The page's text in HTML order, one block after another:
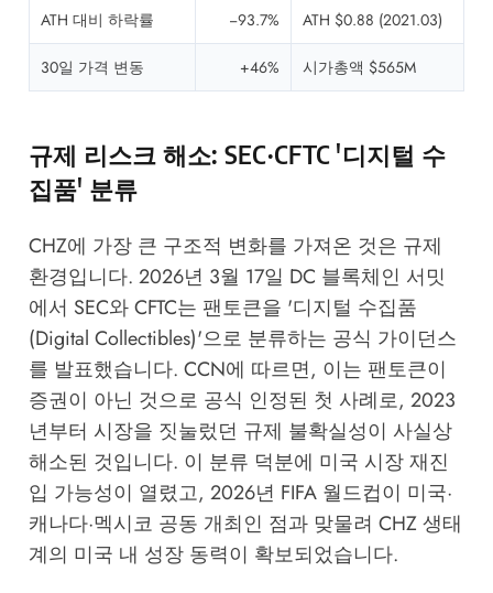
ATH 대비 하락률 −93.7% ATH $0.88 (2021.03)
30일 가격 변동 +46% 시가총액 $565M
규제 리스크 해소: SEC·CFTC '디지털 수
집품' 분류
CHZ에 가장 큰 구조적 변화를 가져온 것은 규제
환경입니다. 2026년 3월 17일 DC 블록체인 서밋
에서 SEC와 CFTC는 팬토큰을 '디지털 수집품
(Digital Collectibles)'으로 분류하는 공식 가이던스
를 발표했습니다. CCN에 따르면, 이는 팬토큰이
증권이 아닌 것으로 공식 인정된 첫 사례로, 2023
년부터 시장을 짓눌렀던 규제 불확실성이 사실상
해소된 것입니다. 이 분류 덕분에 미국 시장 재진
입 가능성이 열렸고, 2026년 FIFA 월드컵이 미국·
캐나다·멕시코 공동 개최인 점과 맞물려 CHZ 생태
계의 미국 내 성장 동력이 확보되었습니다.